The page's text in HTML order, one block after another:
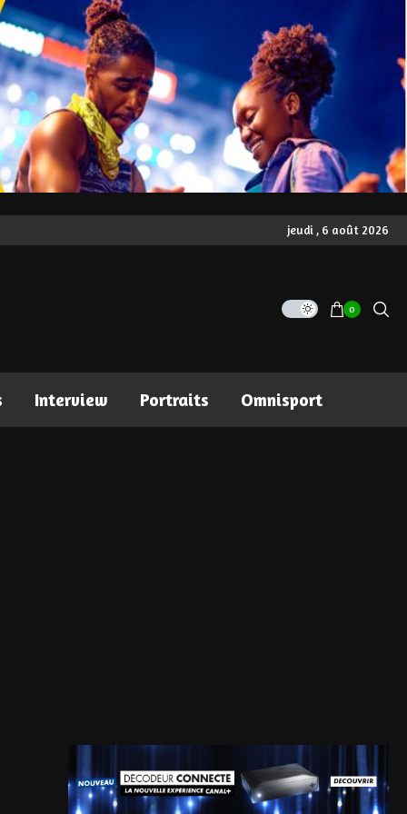
jeudi , 6 août 2026
0
Interview Portraits Omnisport